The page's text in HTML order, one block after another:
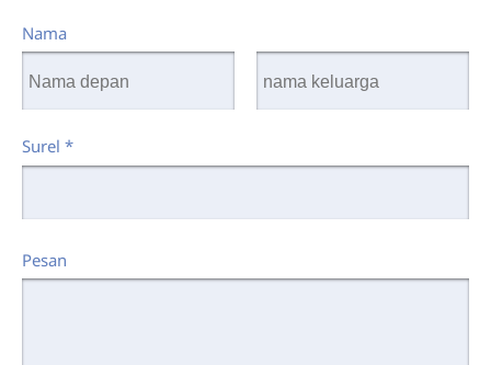
Nama
Surel *
Pesan